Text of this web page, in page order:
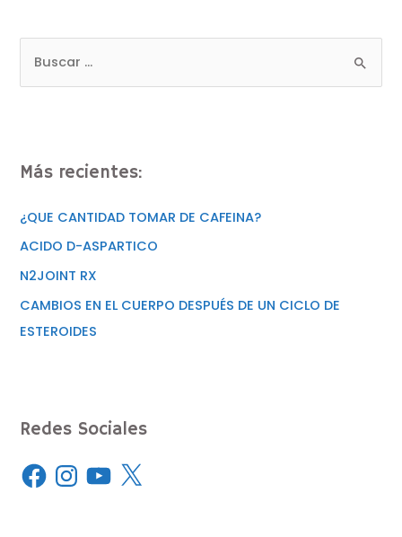
Más recientes:
¿QUE CANTIDAD TOMAR DE CAFEINA?
ACIDO D-ASPARTICO
N2JOINT RX
CAMBIOS EN EL CUERPO DESPUÉS DE UN CICLO DE
ESTEROIDES
Redes Sociales